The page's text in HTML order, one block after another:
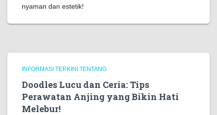
nyaman dan estetik!
INFORMASI TERKINI TENTANG
Doodles Lucu dan Ceria: Tips
Perawatan Anjing yang Bikin Hati
Melebur!